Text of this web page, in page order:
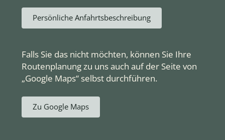
Persönliche Anfahrtsbeschreibung
Falls Sie das nicht möchten, können Sie Ihre
Routenplanung zu uns auch auf der Seite von
„Google Maps“ selbst durchführen.
Zu Google Maps